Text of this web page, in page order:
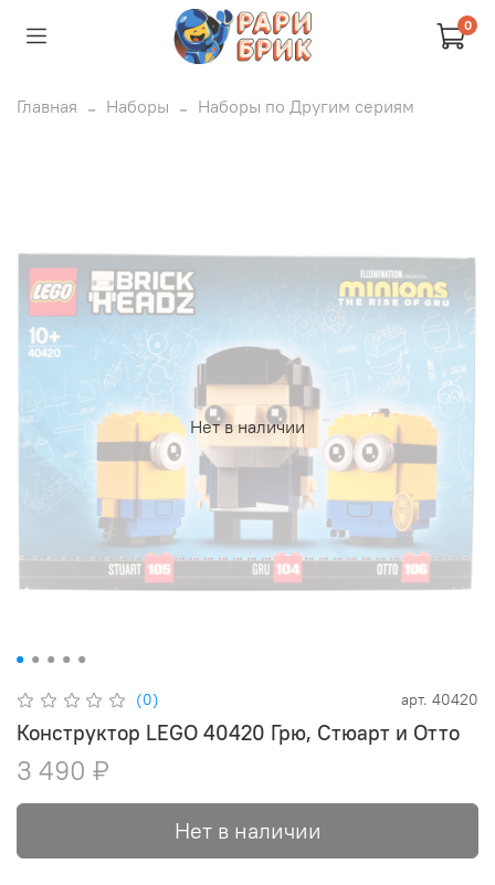
0
Главная Наборы Наборы по Другим сериям
Нет в наличии
(0) арт. 40420
Конструктор LEGO 40420 Грю, Стюарт и Отто
3 490 ₽
Нет в наличии